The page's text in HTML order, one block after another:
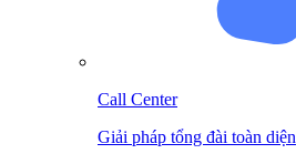
Call Center
Giải pháp tổng đài toàn diện